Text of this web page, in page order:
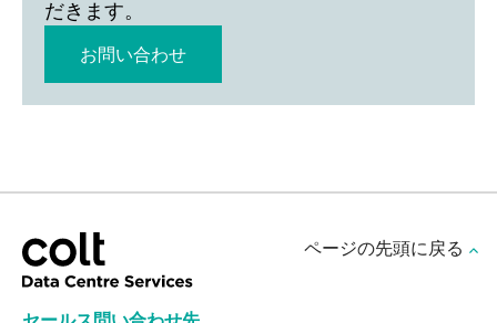
だきます。
お問い合わせ
ページの先頭に戻る